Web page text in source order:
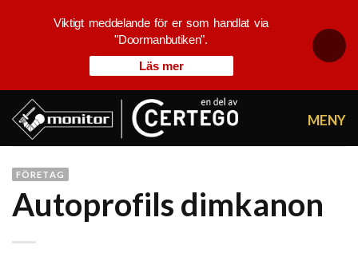
content
FÖRETAG
Autoprofils dimkanon
Viktigt meddelande för er som handlat via
"Doormanbutiken".
Läs mer